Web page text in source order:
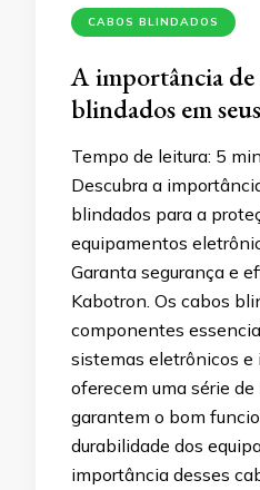
CABOS BLINDADOS
A importância
blindados em
Tempo de leitura: 5
Descubra a
blindados para a
equipamentos
Garanta segurança e
Kabotron. Os cabos
componentes
sistemas eletrônicos e
oferecem uma série
garantem o bom
durabilidade dos
importância desses